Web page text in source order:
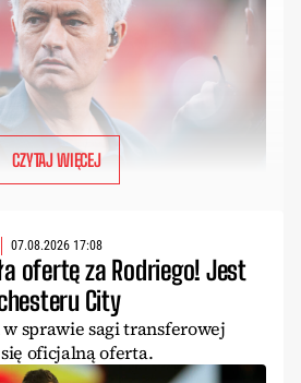
CZYTAJ WIĘCEJ
07.08.2026 17:08
ofertę za Rodriego! Jest
City
w sprawie sagi transferowej
oficjalną oferta.